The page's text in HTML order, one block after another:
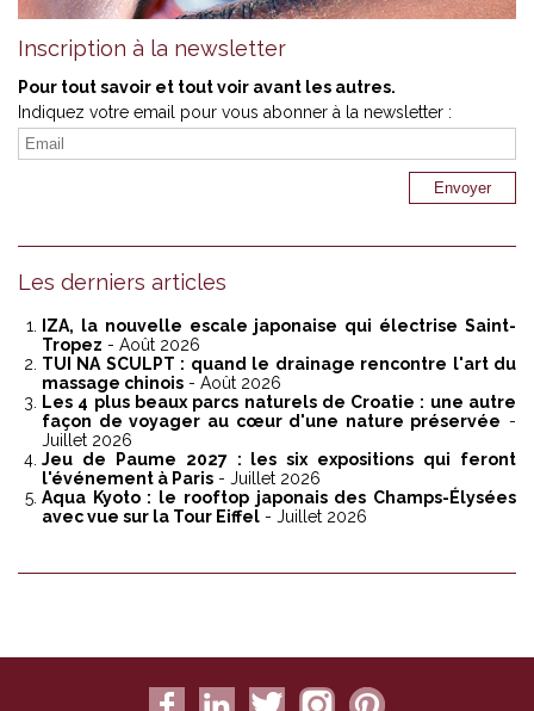
Inscription à la newsletter
Pour tout savoir et tout voir avant les autres.
Indiquez votre email pour vous abonner à la newsletter :
Les derniers articles
IZA, la nouvelle escale japonaise qui électrise Saint-
Tropez - Août 2026
TUI NA SCULPT : quand le drainage rencontre l'art du
massage chinois - Août 2026
Les 4 plus beaux parcs naturels de Croatie : une autre
façon de voyager au cœur d'une nature préservée -
Juillet 2026
Jeu de Paume 2027 : les six expositions qui feront
l'événement à Paris - Juillet 2026
Aqua Kyoto : le rooftop japonais des Champs-Élysées
avec vue sur la Tour Eiffel - Juillet 2026